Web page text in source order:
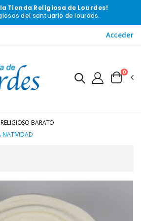
Tienda Religiosa de Lourdes!
del santuario de lourdes.
Acceder
0
BARATO
NATIVIDAD